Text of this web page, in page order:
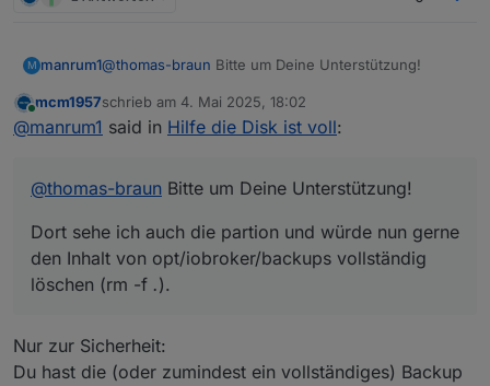
M manrum1@thomas-braun Bitte um Deine Unterstützung!
Auch meine partition (rootfs) ist auf Grund der
Backup-Größe zu 100% voll. Ich habe die nvme nun
auch die partion und würde nun gerne den Inhalt von
Das funktioniert aber nicht, es kommt ein:
sudo rm 'datei' Entfernen ist nicht möglich
Eingabe-/Ausgabefehler.
Woran kann das liegen, was mache ich falsch?
mcm1957schrieb am 4. Mai 2025, 18:02
zuletzt editiert von
@manrum1 said in Hilfe die Disk ist voll:
@thomas-braun Bitte um Deine Unterstützung!
Dort sehe ich auch die partion und würde nun gerne
den Inhalt von opt/iobroker/backups vollständig
löschen (rm -f .).
Nur zur Sicherheit:
Du hast die (oder zumindest ein vollständiges) Backup